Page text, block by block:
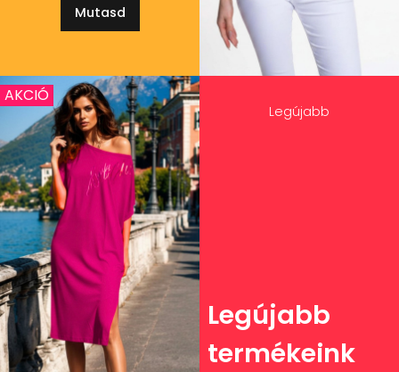
Mutasd
Legújabb
Legújabb
termékeink
AKCIÓ